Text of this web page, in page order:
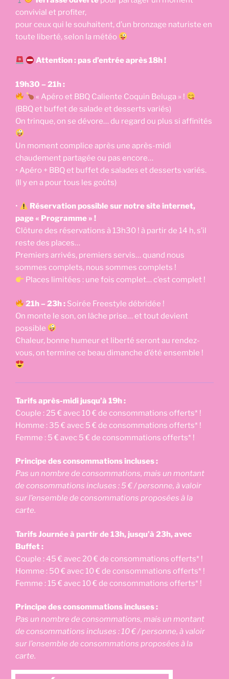
convivial et profiter,
pour ceux qui le souhaitent, d’un bronzage naturiste en
toute liberté, selon la météo
Attention : pas d’entrée après 18h !
19h30 – 21h :
« Apéro et BBQ Caliente Coquin Beluga » !
(BBQ et buffet de salade et desserts variés)
On trinque, on se dévore… du regard ou plus si affinités
Un moment complice après une après-midi
chaudement partagée ou pas encore…
• Apéro + BBQ et buffet de salades et desserts variés.
(Il y en a pour tous les goûts)
•
Réservation possible sur notre site internet,
page « Programme » !
Clôture des réservations à 13h30 ! à partir de 14 h, s’il
reste des places…
Premiers arrivés, premiers servis… quand nous
sommes complets, nous sommes complets !
Places limitées : une fois complet… c’est complet !
21h – 23h : Soirée Freestyle débridée !
On monte le son, on lâche prise… et tout devient
possible
Chaleur, bonne humeur et liberté seront au rendez-
vous, on termine ce beau dimanche d’été ensemble !
Tarifs après-midi jusqu’à 19h :
Couple : 25 € avec 10 € de consommations offerts* !
Homme : 35 € avec 5 € de consommations offerts* !
Femme : 5 € avec 5 € de consommations offerts* !
Principe des consommations incluses :
Pas un nombre de consommations, mais un montant
de consommations incluses : 5 € / personne, à valoir
sur l’ensemble de consommations proposées à la
carte.
Tarifs Journée à partir de 13h, jusqu’à 23h, avec
Buffet :
Couple : 45 € avec 20 € de consommations offerts* !
Homme : 50 € avec 10 € de consommations offerts* !
Femme : 15 € avec 10 € de consommations offerts* !
Principe des consommations incluses :
Pas un nombre de consommations, mais un montant
de consommations incluses : 10 € / personne, à valoir
sur l’ensemble de consommations proposées à la
carte.